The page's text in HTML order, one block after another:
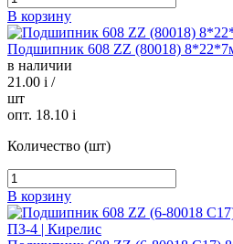
В корзину
Подшипник 608 ZZ (80018)
в наличии
21.00 i /
шт
опт. 18.10 i
Количество (шт)
В корзину